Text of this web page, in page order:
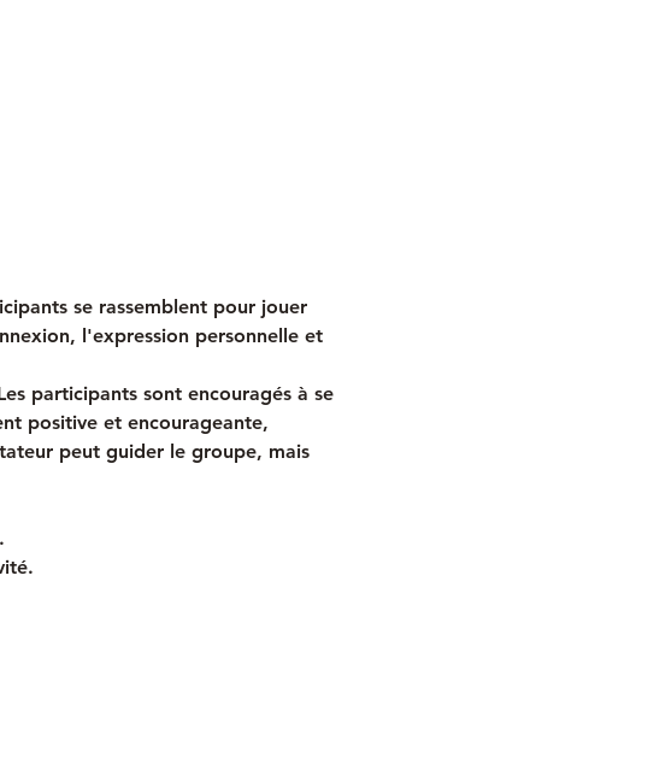
se rassemblent pour jouer
l'expression personnelle et
participants sont encouragés à se
positive et encourageante,
peut guider le groupe, mais